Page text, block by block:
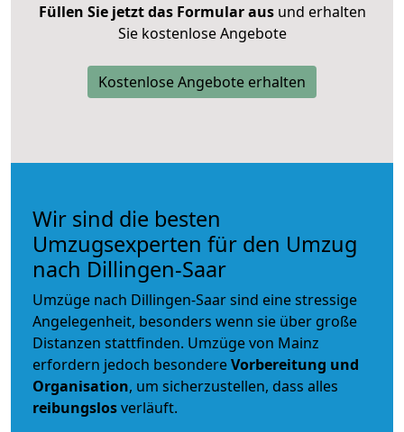
Füllen Sie jetzt das Formular ausund erhalten
Sie kostenlose Angebote
Kostenlose Angebote erhalten
Wir sind die besten
Umzugsexperten für den Umzug
nach Dillingen-Saar
Umzüge nach Dillingen-Saar sind eine stressige
Angelegenheit, besonders wenn sie über große
Distanzen stattfinden. Umzüge von Mainz
erfordern jedoch besondereVorbereitung und
Organisation, um sicherzustellen, dass alles
reibungslosverläuft.